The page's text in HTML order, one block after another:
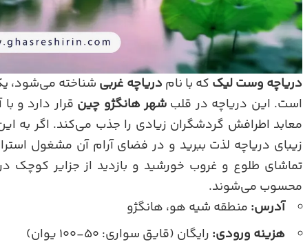
دریاچه وست لیک که با نام دریاچه غربی شناخته می‌شود،
است. این دریاچه در قلب شهر هانگژو چین قرار دارد و
معابد اطرافش گردشگران زیادی را جذب می‌کند. اگر به
زیبای دریاچه لذت ببرید و در فضای آرام آن مشغول
تماشای طلوع و غروب خورشید و بازدید از جزایر کوچک
محسوب می‌شوند.
آدرس: منطقه شیه ‌هو، هانگژو
هزینه ورودی: رایگان (قایق‌ سواری: ۵۰-۱۰۰ یوان)